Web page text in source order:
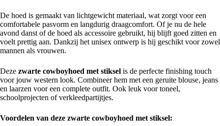
De hoed is gemaakt van lichtgewicht materiaal, wat zorgt voor een
comfortabele pasvorm en langdurig draagcomfort. Of je nu de hele
avond danst of de hoed als accessoire gebruikt, hij blijft goed zitten en
voelt prettig aan. Dankzij het unisex ontwerp is hij geschikt voor zowel
mannen als vrouwen.
Deze zwarte cowboyhoed met stiksel is de perfecte finishing touch
voor jouw western look. Combineer hem met een geruite blouse, jeans
en laarzen voor een complete outfit. Ook leuk voor toneel,
schoolprojecten of verkleedpartijtjes.
Voordelen van deze zwarte cowboyhoed met stiksel: